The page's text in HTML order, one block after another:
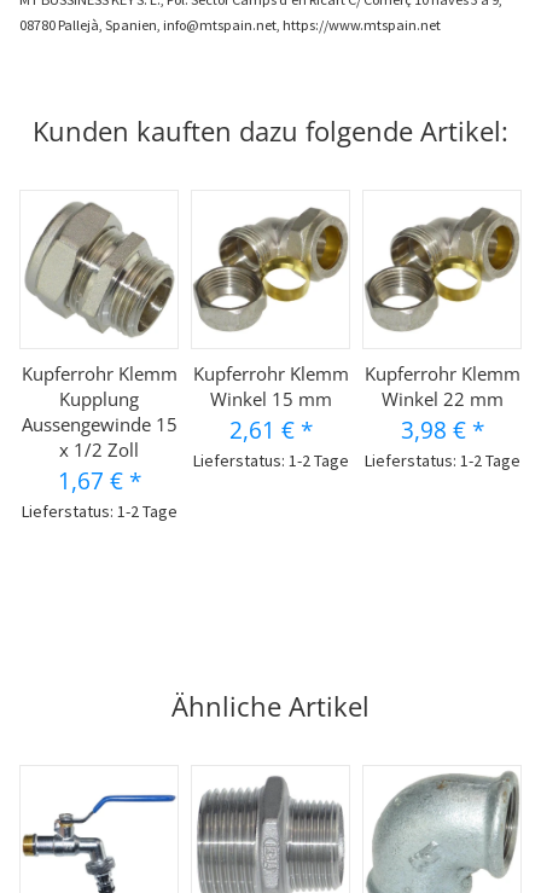
08780 Pallejà, Spanien, info@mtspain.net, https://www.mtspain.net
Kunden kauften dazu folgende Artikel:
Kupferrohr Klemm
Kupplung
Aussengewinde 15
x 1/2 Zoll
1,67 € *
Lieferstatus: 1-2 Tage
Kupferrohr Klemm
Winkel 15 mm
2,61 € *
Lieferstatus: 1-2 Tage
Kupferrohr Klemm
Winkel 22 mm
3,98 € *
Lieferstatus: 1-2 Tage
Ähnliche Artikel